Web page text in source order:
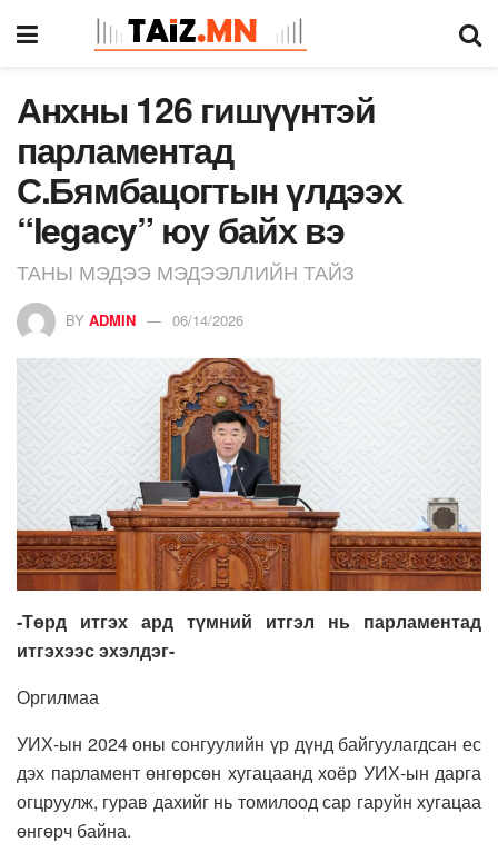
Анхны 126 гишүүнтэй
парламентад
С.Бямбацогтын үлдээх
“legacy” юу байх вэ
ТАНЫ МЭДЭЭ МЭДЭЭЛЛИЙН ТАЙЗ
BY ADMIN 06/14/2026
-Төрд итгэх ард түмний итгэл нь парламентад
итгэхээс эхэлдэг-
Оргилмаа
УИХ-ын 2024 оны сонгуулийн үр дүнд байгуулагдсан ес
дэх парламент өнгөрсөн хугацаанд хоёр УИХ-ын дарга
огцруулж, гурав дахийг нь томилоод сар гаруйн хугацаа
өнгөрч байна.